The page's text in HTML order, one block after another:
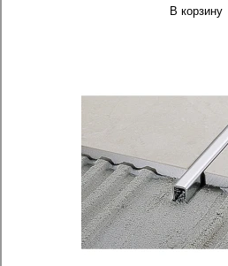
В корзину